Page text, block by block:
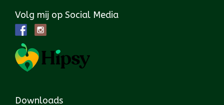
Volg mij op Social Media
Downloads